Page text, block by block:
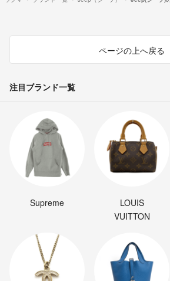
ページの上へ戻る
注目ブランド一覧
Supreme
LOUIS
VUITTON